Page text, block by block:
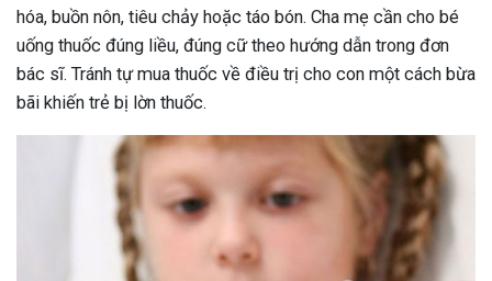
hóa, buồn nôn, tiêu chảy hoặc táo bón. Cha mẹ cần cho bé
uống thuốc đúng liều, đúng cữ theo hướng dẫn trong đơn
bác sĩ. Tránh tự mua thuốc về điều trị cho con một cách bừa
bãi khiến trẻ bị lờn thuốc.